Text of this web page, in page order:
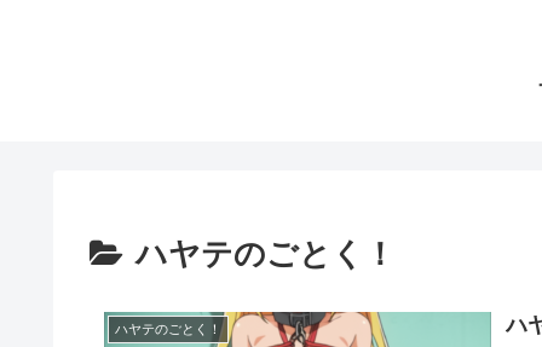
ハヤテのごとく！
ハヤテのごとく！ ハ